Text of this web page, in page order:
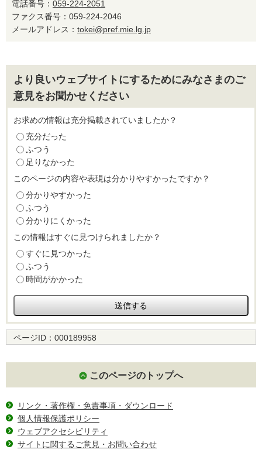
電話番号： 059-224-2051
ファクス番号：059-224-2046
メールアドレス： tokei@pref.mie.lg.jp
より良いウェブサイトにするためにみなさまのご
意見をお聞かせください
お求めの情報は充分掲載されていましたか？
充分だった
ふつう
足りなかった
このページの内容や表現は分かりやすかったですか？
分かりやすかった
ふつう
分かりにくかった
この情報はすぐに見つけられましたか？
すぐに見つかった
ふつう
時間がかかった
ページID： 000189958
このページのトップへ
リンク・著作権・免責事項・ダウンロード
個人情報保護ポリシー
ウェブアクセシビリティ
サイトに関するご意見・お問い合わせ